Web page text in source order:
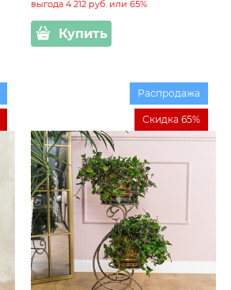
выгода4 212 руб. или65%
Купить
Распродажа
Скидка 65%